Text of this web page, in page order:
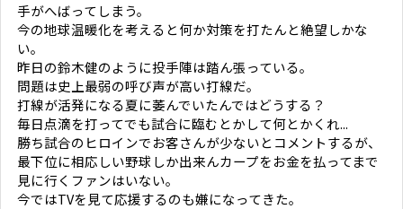
手がへばってしまう。
今の地球温暖化を考えると何か対策を打たんと絶望しかな
い。
昨日の鈴木健のように投手陣は踏ん張っている。
問題は史上最弱の呼び声が高い打線だ。
打線が活発になる夏に萎んでいたんではどうする？
毎日点滴を打ってでも試合に臨むとかして何とかくれ...
勝ち試合のヒロインでお客さんが少ないとコメントするが、
最下位に相応しい野球しか出来んカープをお金を払ってまで
見に行くファンはいない。
今ではTVを見て応援するのも嫌になってきた。